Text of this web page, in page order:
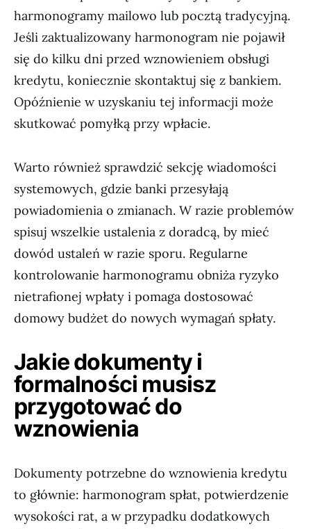
harmonogramy mailowo lub pocztą tradycyjną.
Jeśli zaktualizowany harmonogram nie pojawił
się do kilku dni przed wznowieniem obsługi
kredytu, koniecznie skontaktuj się z bankiem.
Opóźnienie w uzyskaniu tej informacji może
skutkować pomyłką przy wpłacie.
Warto również sprawdzić sekcję wiadomości
systemowych, gdzie banki przesyłają
powiadomienia o zmianach. W razie problemów
spisuj wszelkie ustalenia z doradcą, by mieć
dowód ustaleń w razie sporu. Regularne
kontrolowanie harmonogramu obniża ryzyko
nietrafionej wpłaty i pomaga dostosować
domowy budżet do nowych wymagań spłaty.
Jakie dokumenty i
formalności musisz
przygotować do
wznowienia
Dokumenty potrzebne do wznowienia kredytu
to głównie: harmonogram spłat, potwierdzenie
wysokości rat, a w przypadku dodatkowych